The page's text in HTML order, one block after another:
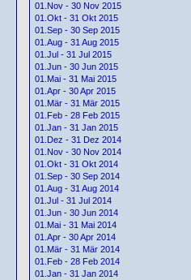
01.Nov - 30 Nov 2015
01.Okt - 31 Okt 2015
01.Sep - 30 Sep 2015
01.Aug - 31 Aug 2015
01.Jul - 31 Jul 2015
01.Jun - 30 Jun 2015
01.Mai - 31 Mai 2015
01.Apr - 30 Apr 2015
01.Mär - 31 Mär 2015
01.Feb - 28 Feb 2015
01.Jan - 31 Jan 2015
01.Dez - 31 Dez 2014
01.Nov - 30 Nov 2014
01.Okt - 31 Okt 2014
01.Sep - 30 Sep 2014
01.Aug - 31 Aug 2014
01.Jul - 31 Jul 2014
01.Jun - 30 Jun 2014
01.Mai - 31 Mai 2014
01.Apr - 30 Apr 2014
01.Mär - 31 Mär 2014
01.Feb - 28 Feb 2014
01.Jan - 31 Jan 2014